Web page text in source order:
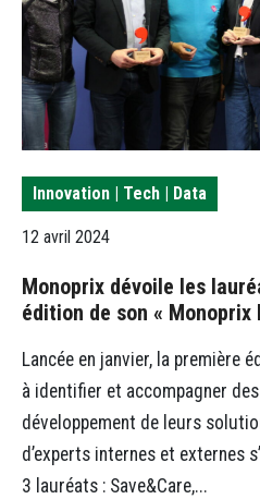
Innovation | Tech | Data
12 avril 2024
Monoprix dévoile les
édition de son « Monoprix
Lancée en janvier, la première
à identifier et accompagner
développement de leurs
d’experts internes et externes
3 lauréats : Save&Care,...